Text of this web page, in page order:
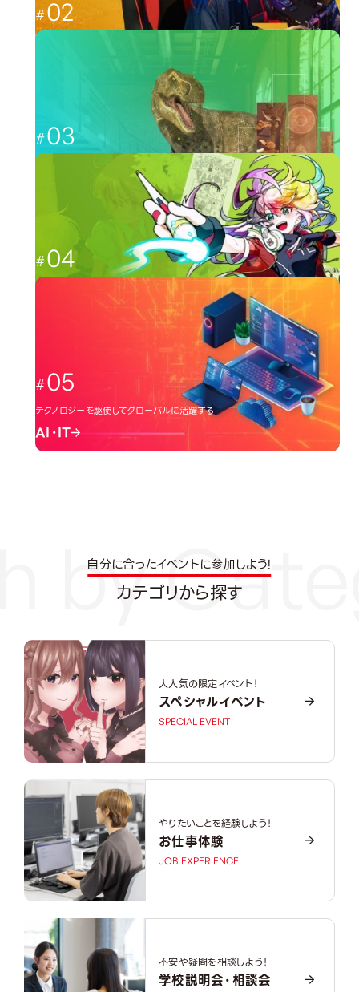
02
福岡から世界最強を目指す
03
CGと映像を駆使して、人々を魅了する
04
日本のクリエーター文化を広める
イラスト・アニメ
05
テクノロジーを駆使してグローバルに活躍する
AI・IT
自分に合ったイベントに参加しよう!
カテゴリから探す
大人気の限定イベント！
スペシャルイベント
SPECIAL EVENT
やりたいことを経験しよう！
お仕事体験
JOB EXPERIENCE
不安や疑問を相談しよう！
学校説明会・相談会